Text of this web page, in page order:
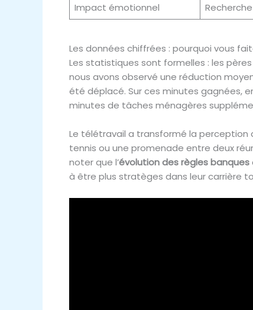
Impact émotionnel
Les données chiffrées : pourquoi vous
Les statistiques sont formelles : les
nous avons observé une réduction
été déplacé. Sur ces minutes gagnées,
minutes de tâches ménagères
Le télétravail a transformé la perception
tennis ou une promenade entre deux
noter que l’évolution des règles banques
à être plus stratèges dans leur carrière